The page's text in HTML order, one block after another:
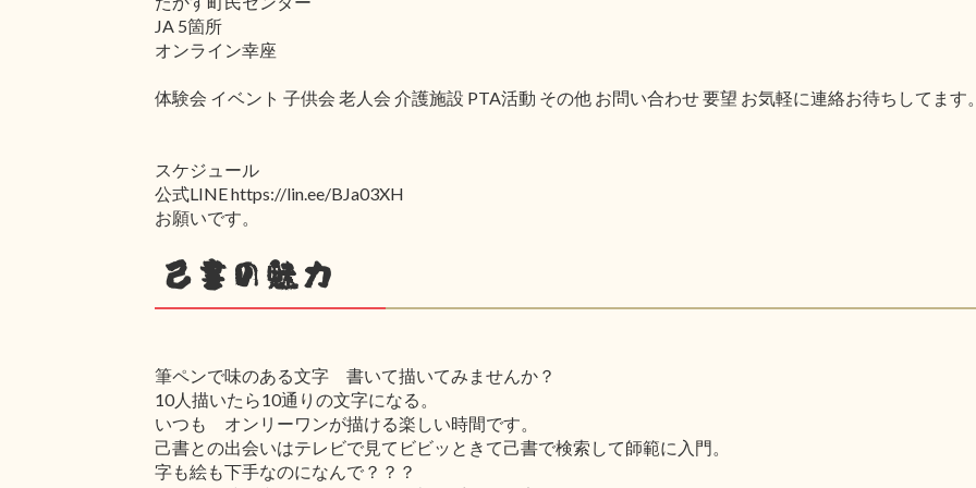
JA 5箇所
オンライン幸座
体験会 イベント 子供会 老人会 介護施設 PTA活動 その他 お問い合わせ 要望 お気軽に連絡お待ちしてます
スケジュール
公式LINE https://lin.ee/BJa03XH
お願いです。
己書の魅力
筆ペンで味のある文字 書いて描いてみませんか？
10人描いたら10通りの文字になる。
いつも オンリーワンが描ける楽しい時間です。
己書との出会いはテレビで見てビビッときて己書で検索して師範に入門。
字も絵も下手なのになんで？？？